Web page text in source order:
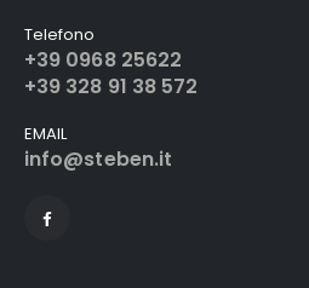
Telefono
+39 0968 25622
+39 328 91 38 572
EMAIL
info@steben.it